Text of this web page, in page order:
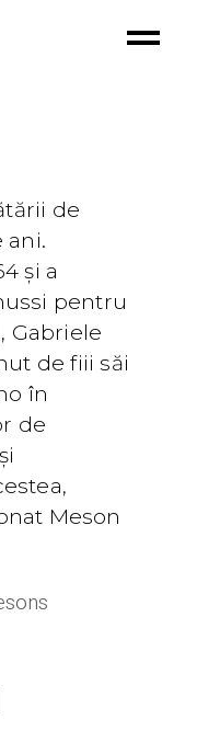
de
ani.
și a
pentru
Gabriele
de fiii săi
în
de
Meson